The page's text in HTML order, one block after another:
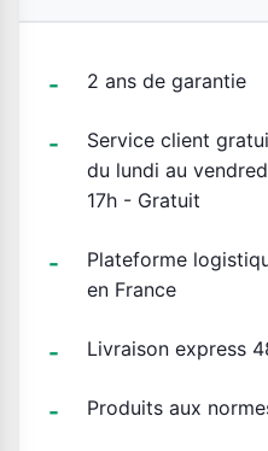
2 ans de garantie
Service client
du lundi au
17h - Gratuit
Plateforme
en France
Livraison express
Produits aux